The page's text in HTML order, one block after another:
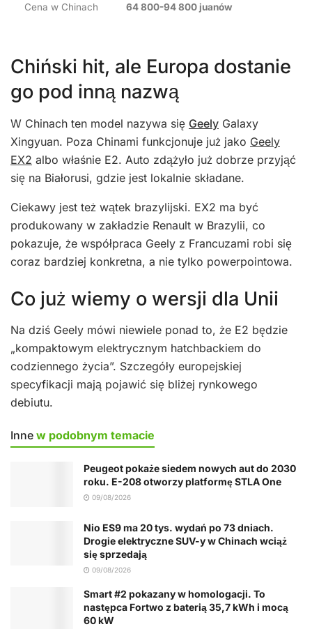
Cena w Chinach 64 800-94 800 juanów
Chiński hit, ale Europa dostanie
go pod inną nazwą
W Chinach ten model nazywa się Geely Galaxy
Xingyuan. Poza Chinami funkcjonuje już jako Geely
EX2 albo właśnie E2. Auto zdążyło już dobrze przyjąć
się na Białorusi, gdzie jest lokalnie składane.
Ciekawy jest też wątek brazylijski. EX2 ma być
produkowany w zakładzie Renault w Brazylii, co
pokazuje, że współpraca Geely z Francuzami robi się
coraz bardziej konkretna, a nie tylko powerpointowa.
Co już wiemy o wersji dla Unii
Na dziś Geely mówi niewiele ponad to, że E2 będzie
„kompaktowym elektrycznym hatchbackiem do
codziennego życia”. Szczegóły europejskiej
specyfikacji mają pojawić się bliżej rynkowego
debiutu.
Inne w podobnym temacie
Peugeot pokaże siedem nowych aut do 2030
roku. E-208 otworzy platformę STLA One
09/08/2026
Nio ES9 ma 20 tys. wydań po 73 dniach.
Drogie elektryczne SUV-y w Chinach wciąż
się sprzedają
09/08/2026
Smart #2 pokazany w homologacji. To
następca Fortwo z baterią 35,7 kWh i mocą
60 kW